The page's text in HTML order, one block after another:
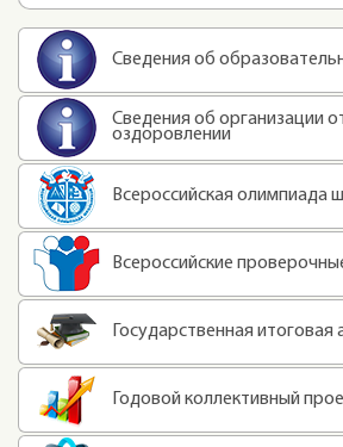
Сведения об
Сведения об организации
оздоровлении
Всероссийская олимпиада
Всероссийские
Государственная итоговая
Годовой коллективный